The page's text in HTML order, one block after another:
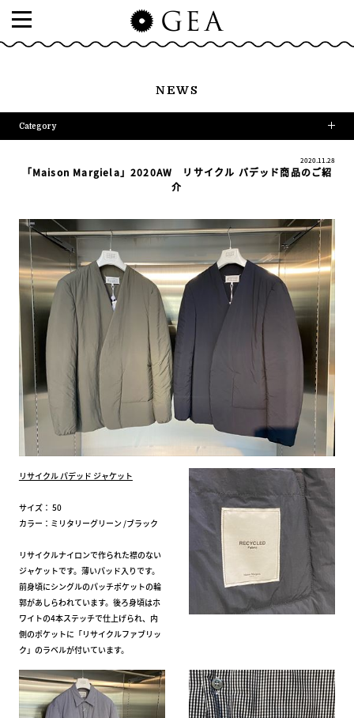
NEWS
Category
2020.11.28
「Maison Margiela」2020AW リサイクル パデッド商品のご紹
介
リサイクル パデッド ジャケット
サイズ： 50
カラー：ミリタリーグリーン /ブラック
リサイクルナイロンで作られた襟のない
ジャケットです。薄いパッド入りです。
前身頃にシングルのパッチポケットの輪
郭があしらわれています。後ろ身頃はホ
ワイトの4本ステッチで仕上げられ、内
側のポケットに「リサイクルファブリッ
ク」のラベルが付いています。